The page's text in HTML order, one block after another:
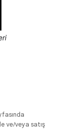
ve/veya satış